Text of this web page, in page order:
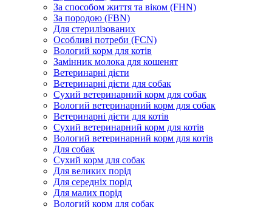
За способом життя та віком (FHN)
За породою (FBN)
Для стерилізованих
Особливі потреби (FCN)
Вологий корм для котів
Замінник молока для кошенят
Ветеринарні дієти
Ветеринарні дієти для собак
Сухий ветеринарний корм для собак
Вологий ветеринарний корм для собак
Ветеринарні дієти для котів
Сухий ветеринарний корм для котів
Вологий ветеринарний корм для котів
Для собак
Сухий корм для собак
Для великих порід
Для середніх порід
Для малих порід
Вологий корм для собак